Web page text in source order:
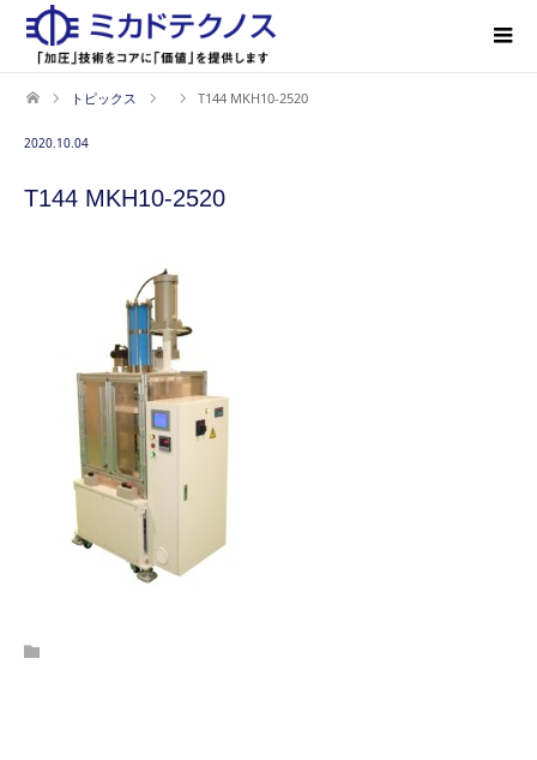
トピックス T144 MKH10-2520
2020.10.04
T144 MKH10-2520